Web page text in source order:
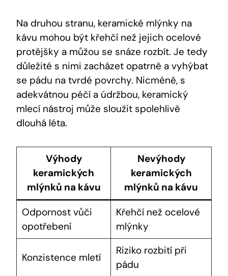
Na druhou stranu, keramické mlýnky na
kávu mohou být křehčí než jejich ocelové
protějšky a můžou se snáze rozbít. Je tedy
důležité s nimi zacházet opatrně a vyhýbat
se pádu na tvrdé povrchy. Nicméně, s
adekvátnou péčí a údržbou, keramický
mlecí nástroj může sloužit spolehlivě
dlouhá léta.
Výhody
keramických
mlýnků na kávu
Nevýhody
keramických
mlýnků na kávu
Odpornost vůči
opotřebení
Křehčí než ocelové
mlýnky
Konzistence mletí
Riziko rozbití při
pádu